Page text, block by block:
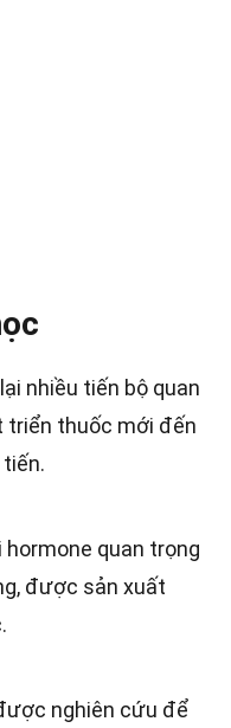
nhiều tiến bộ quan
triển thuốc mới đến
hormone quan trọng
được sản xuất
nghiên cứu để